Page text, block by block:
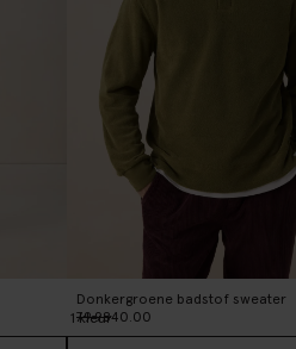
Donkergroene badstof sweater
79.9840.00
1kleur